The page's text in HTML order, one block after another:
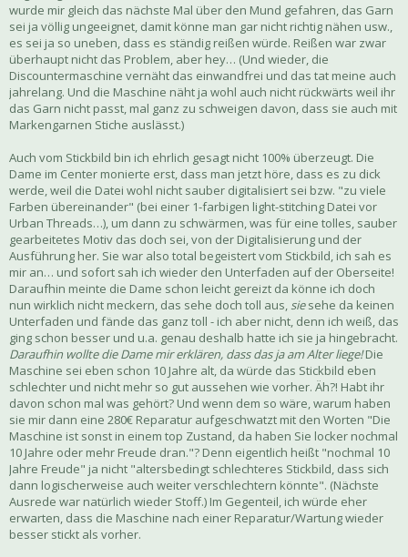
wurde mir gleich das nächste Mal über den Mund gefahren, das Garn
sei ja völlig ungeeignet, damit könne man gar nicht richtig nähen usw.,
es sei ja so uneben, dass es ständig reißen würde. Reißen war zwar
überhaupt nicht das Problem, aber hey… (Und wieder, die
Discountermaschine vernäht das einwandfrei und das tat meine auch
jahrelang. Und die Maschine näht ja wohl auch nicht rückwärts weil ihr
das Garn nicht passt, mal ganz zu schweigen davon, dass sie auch mit
Markengarnen Stiche auslässt.)
Auch vom Stickbild bin ich ehrlich gesagt nicht 100% überzeugt. Die
Dame im Center monierte erst, dass man jetzt höre, dass es zu dick
werde, weil die Datei wohl nicht sauber digitalisiert sei bzw. "zu viele
Farben übereinander" (bei einer 1-farbigen light-stitching Datei vor
Urban Threads…), um dann zu schwärmen, was für eine tolles, sauber
gearbeitetes Motiv das doch sei, von der Digitalisierung und der
Ausführung her. Sie war also total begeistert vom Stickbild, ich sah es
mir an… und sofort sah ich wieder den Unterfaden auf der Oberseite!
Daraufhin meinte die Dame schon leicht gereizt da könne ich doch
nun wirklich nicht meckern, das sehe doch toll aus, siesehe da keinen
Unterfaden und fände das ganz toll - ich aber nicht, denn ich weiß, das
ging schon besser und u.a. genau deshalb hatte ich sie ja hingebracht.
Daraufhin wollte die Dame mir erklären, dass das ja am Alter liege!Die
Maschine sei eben schon 10 Jahre alt, da würde das Stickbild eben
schlechter und nicht mehr so gut aussehen wie vorher. Äh?! Habt ihr
davon schon mal was gehört? Und wenn dem so wäre, warum haben
sie mir dann eine 280€ Reparatur aufgeschwatzt mit den Worten "Die
Maschine ist sonst in einem top Zustand, da haben Sie locker nochmal
10 Jahre oder mehr Freude dran."? Denn eigentlich heißt "nochmal 10
Jahre Freude" ja nicht "altersbedingt schlechteres Stickbild, dass sich
dann logischerweise auch weiter verschlechtern könnte". (Nächste
Ausrede war natürlich wieder Stoff.) Im Gegenteil, ich würde eher
erwarten, dass die Maschine nach einer Reparatur/Wartung wieder
besser stickt als vorher.